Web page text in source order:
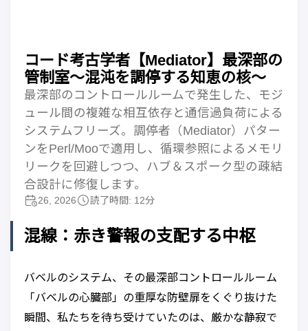
コード考古学者【Mediator】最深部の
管制室〜混沌を調停する知恵の核〜
最深部のコントロールルームで発生した、モジ
ュール間の複雑な相互依存と通信過負荷による
システムフリーズ。調停者（Mediator）パター
ンをPerl/Mooで適用し、循環参照によるメモリ
リークを回避しつつ、ハブ＆スポーク型の疎結
合設計に修復します。
26, 2026 読了時間: 12分
混線：赤き警報の支配する中枢
バベルのシステム、その最深部コントロールルーム
「バベルの心臓部」の重厚な防壁扉をくぐり抜けた
瞬間、私たちを待ち受けていたのは、厳かな静寂で